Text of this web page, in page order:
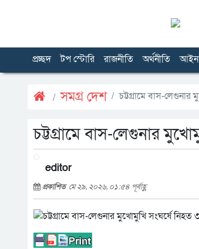
প্রচ্ছদ টপ স্টোরি রাজনীতি অর্থনীতি
সমগ্র দেশ চট্টগ্রামে বাস-
চট্টগ্রামে বাস-লেগুনার
editor
প্রকাশিত মে ২৯, ২০২৬, ০১:৫৪ পূর্বাহ্ণ